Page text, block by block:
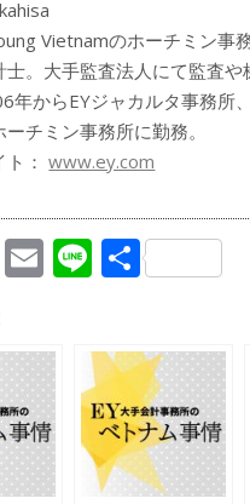
Vietnamのホーチミン事
士。大手監査法人にて監査や
年からEYジャカルタ事務所
ーチミン事務所に勤務。
ト：www.ey.com
T E
l
Li 共